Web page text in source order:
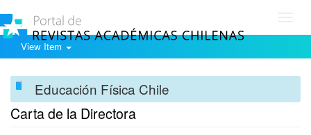
View Item
Educación Física Chile
Carta de la Directora